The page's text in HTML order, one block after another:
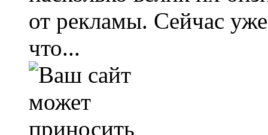
от рекламы. Сейчас
что...